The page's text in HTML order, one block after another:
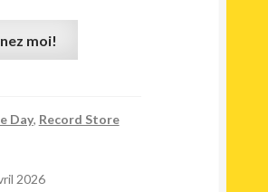
moi!
Day, Record Store
2026